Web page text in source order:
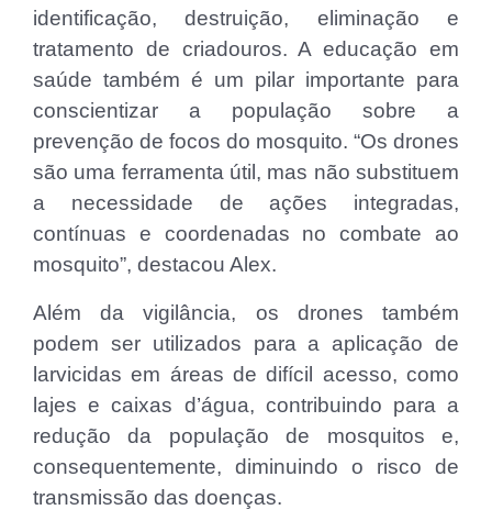
identificação, destruição, eliminação e
tratamento de criadouros. A educação em
saúde também é um pilar importante para
conscientizar a população sobre a
prevenção de focos do mosquito. “Os drones
são uma ferramenta útil, mas não substituem
a necessidade de ações integradas,
contínuas e coordenadas no combate ao
mosquito”, destacou Alex.
Além da vigilância, os drones também
podem ser utilizados para a aplicação de
larvicidas em áreas de difícil acesso, como
lajes e caixas d’água, contribuindo para a
redução da população de mosquitos e,
consequentemente, diminuindo o risco de
transmissão das doenças.